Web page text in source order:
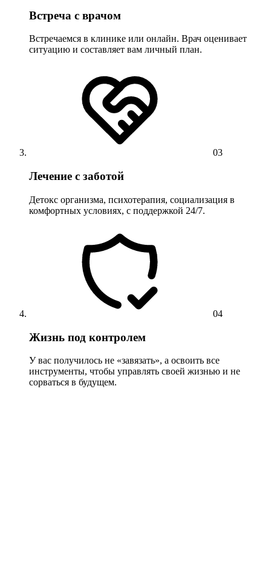
Встреча с врачом
Встречаемся в клинике или онлайн. Врач оценивает
ситуацию и составляет вам личный план.
03
Лечение с заботой
Детокс организма, психотерапия, социализация в
комфортных условиях, с поддержкой 24/7.
04
Жизнь под контролем
У вас получилось не «завязать», а освоить все
инструменты, чтобы управлять своей жизнью и не
сорваться в будущем.